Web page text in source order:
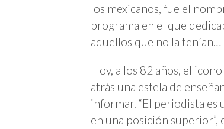
los mexicanos, fue el
programa en el que
aquellos que no la tenían…
Hoy, a los 82 años, el
atrás una estela de
informar. “El periodista
en una posición superior”,